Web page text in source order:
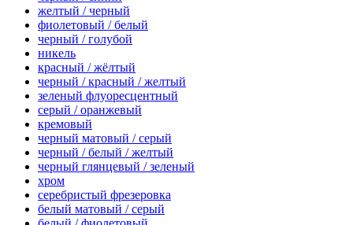
желтый / черный
фиолетовый / белый
черный / голубой
никель
красный / жёлтый
черный / красный / желтый
зеленый флуоресцентный
серый / оранжевый
кремовый
черный матовый / серый
черный / белый / желтый
черный глянцевый / зеленый
хром
серебристый фрезеровка
белый матовый / серый